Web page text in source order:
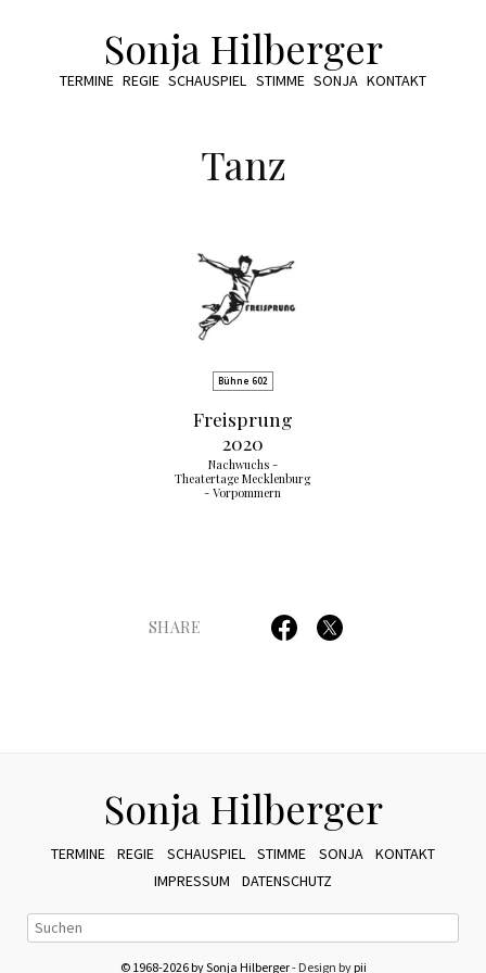
Sonja Hilberger
TERMINE REGIE SCHAUSPIEL STIMME SONJA KONTAKT
Tanz
Bühne 602
Freisprung
2020
Nachwuchs -
Theatertage Mecklenburg
- Vorpommern
SHARE
Sonja Hilberger
TERMINE REGIE SCHAUSPIEL STIMME SONJA
KONTAKT
IMPRESSUM
DATENSCHUTZ
© 1968-2026 by Sonja Hilberger- Design bypii